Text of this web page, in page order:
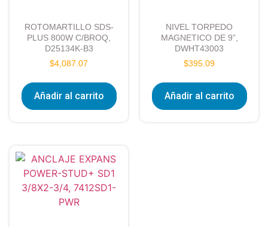
ROTOMARTILLO SDS-
PLUS 800W C/BROQ,
D25134K-B3
$4,087.07
Añadir al carrito
NIVEL TORPEDO
MAGNETICO DE 9”,
DWHT43003
$395.09
Añadir al carrito